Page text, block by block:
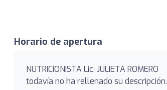
Horario de apertura
NUTRICIONISTA Lic. JULIETA ROMERO
todavía no ha rellenado su descripción.